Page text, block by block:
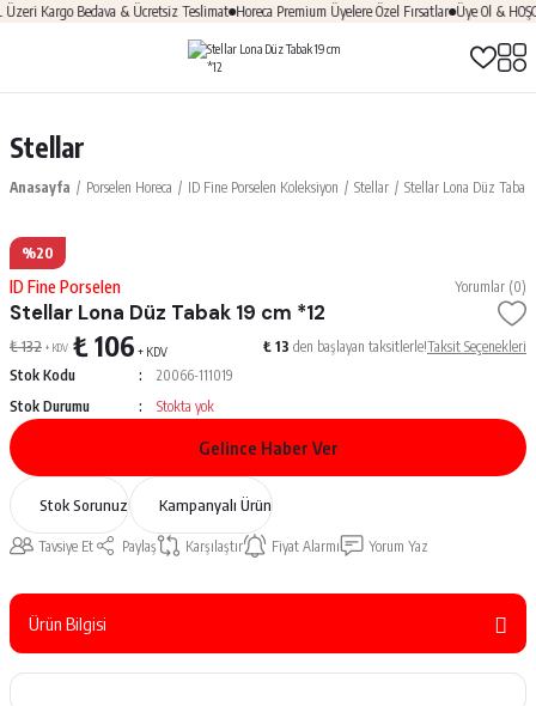
Kargo Bedava & Ücretsiz Teslimat Horeca Premium Üyelere Özel Fırsatlar Üye Ol &
Stellar
Anasayfa Porselen Horeca ID Fine Porselen Koleksiyon Stellar Stellar Lona Düz Tabak
%20
ID Fine Porselen Yorumlar (0)
Stellar Lona Düz Tabak 19 cm *12
₺ 132 + KDV ₺ 106 + KDV ₺ 13 den başlayan taksitlerle!Taksit Seçenekleri
Stok Kodu
20066-111019
Stok Durumu
Stokta yok
Gelince Haber Ver
Stok Sorunuz Kampanyalı Ürün
Tavsiye Et Paylaş Karşılaştır Fiyat Alarmı Yorum Yaz
Ürün Bilgisi